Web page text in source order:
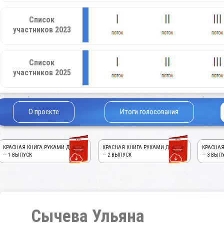
Список
участников 2023
Список
участников 2025
О проекте Итоги голосования
КРАСНАЯ КНИГА РУКАМИ ДЕТЕЙ!
— 1 ВЫПУСК
КРАСНАЯ КНИГА РУКАМИ ДЕТЕЙ!
— 2 ВЫПУСК
— 3
Сычева Ульяна